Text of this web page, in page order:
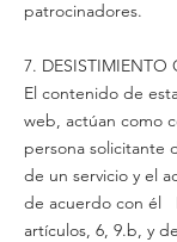
patrocinadores.
7. DESISTIMIENTO
El contenido de
web, actúan como
persona solicitante
de un servicio y el
de acuerdo con él
artículos, 6, 9.b, y